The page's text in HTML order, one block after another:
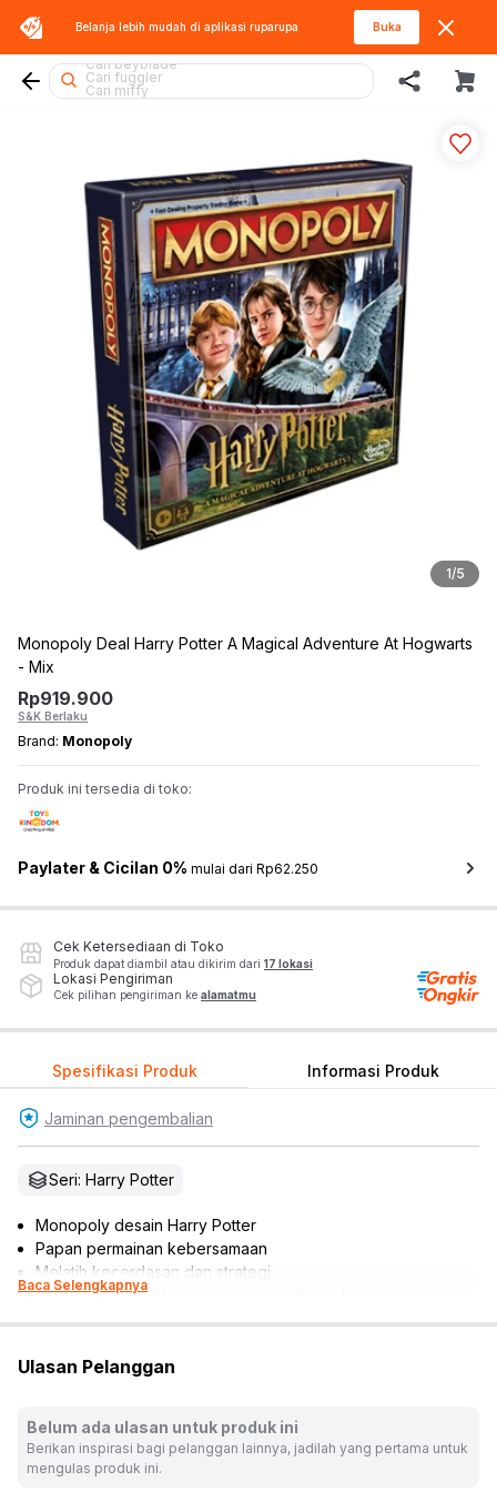
Belanja lebih mudah di aplikasi ruparupa Buka
Cari squishy
Cari beyblade
Cari fuggler
Cari miffy
Cari kiddy fun
Cari hot wheels
Cari blaster
Cari gel blaster
Cari lego botanicals
Cari spiderman
Cari hello kitty
Cari barbie
Cari thomas
Cari sylvanian
Cari marvel legends
Cari rolife sanrio
Cari tobot
Cari mobil
Cari blokees
Cari lego superheroes
Cari batman
1/5
Monopoly Deal Harry Potter A Magical Adventure At Hogwarts
- Mix
Rp919.900
S&K Berlaku
Brand: Monopoly
Produk ini tersedia di toko:
Paylater & Cicilan 0% mulai dari Rp62.250
Cek Ketersediaan di Toko
Produk dapat diambil atau dikirim dari 17 lokasi
Lokasi Pengiriman
Cek pilihan pengiriman ke alamatmu
Spesifikasi Produk Informasi Produk
Jaminan pengembalian
Seri: Harry Potter
Monopoly desain Harry Potter
Papan permainan kebersamaan
Melatih kecerdasan dan strategi
Meningkatkan keterampilan interaktif dan konsentrasi
Mudah untuk dibawa bepergian
Cocok dijadikan referensi hadiah
No. Sertifikat (SNI, K3L, UTTP): 675/LSP/QI/03-XII/2025
No. Pendaftaran Barang (NPB): 2-135-116-25003917-1 (CNA),
2-135-133-25003918-1 (IND)
Baca Selengkapnya
Ulasan Pelanggan
Belum ada ulasan untuk produk ini
Berikan inspirasi bagi pelanggan lainnya, jadilah yang pertama untuk
mengulas produk ini.